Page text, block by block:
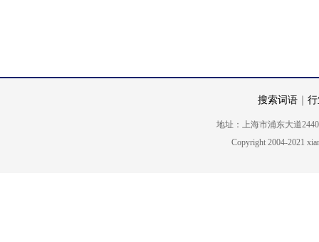
搜索词语
地址：上海市浦东大道2440
Copyright 2004-2021